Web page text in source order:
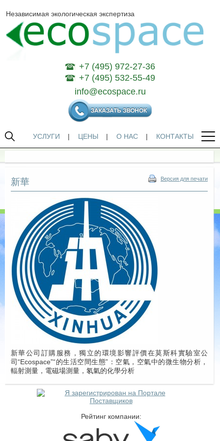
Независимая экологическая экспертиза
+7 (495) 972-27-36
+7 (495) 532-55-49
info@ecospace.ru
УСЛУГИ | ЦЕНЫ | О НАС | КОНТАКТЫ
Версия для печати
新華
新華公司訂購服務，獨立的環境影響評價在莫斯科實驗室公
司“Ecospace”“的生活空間生態”：空氣，空氣中的微生物分析，
輻射測量，電磁場測量，氡氣的化學分析
Рейтинг компании: